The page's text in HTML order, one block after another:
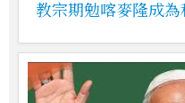
教宗期勉喀麥隆成